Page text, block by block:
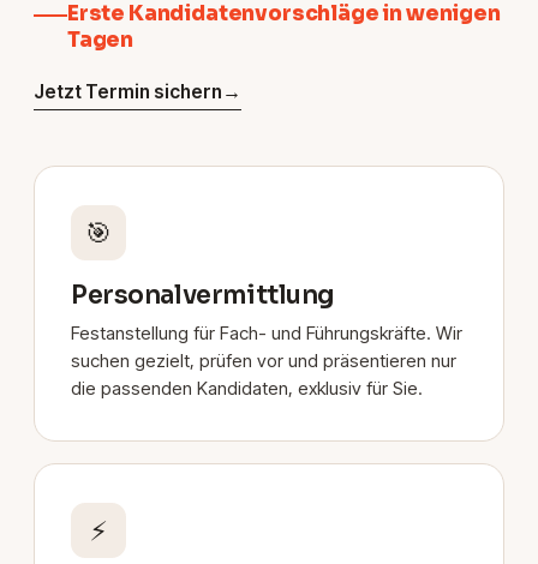
Erste Kandidatenvorschläge in wenigen
Tagen
Jetzt Termin sichern →
🎯
Personalvermittlung
Festanstellung für Fach- und Führungskräfte. Wir
suchen gezielt, prüfen vor und präsentieren nur
die passenden Kandidaten, exklusiv für Sie.
⚡